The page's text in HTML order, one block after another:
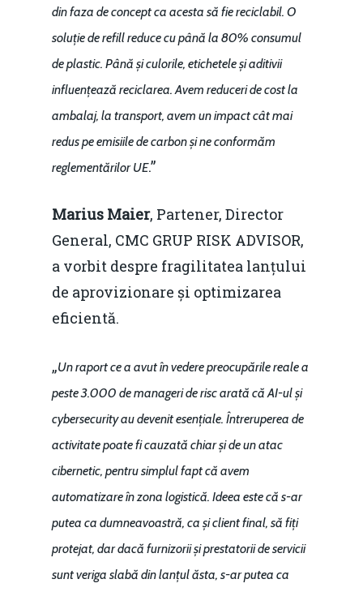
din faza de concept ca acesta să fie reciclabil. O
soluție de refill reduce cu până la 80% consumul
de plastic. Până și culorile, etichetele și aditivii
influențează reciclarea. Avem reduceri de cost la
ambalaj, la transport, avem un impact cât mai
redus pe emisiile de carbon și ne conformăm
reglementărilor UE.”
Marius Maier, Partener, Director
General, CMC GRUP RISK ADVISOR,
a vorbit despre fragilitatea lanțului
de aprovizionare și optimizarea
eficientă.
„Un raport ce a avut în vedere preocupările reale a
peste 3.000 de manageri de risc arată că AI-ul și
cybersecurity au devenit esențiale. Întreruperea de
activitate poate fi cauzată chiar și de un atac
cibernetic, pentru simplul fapt că avem
automatizare în zona logistică. Ideea este că s-ar
putea ca dumneavoastră, ca și client final, să fiți
protejat, dar dacă furnizorii și prestatorii de servicii
sunt veriga slabă din lanțul ăsta, s-ar putea ca